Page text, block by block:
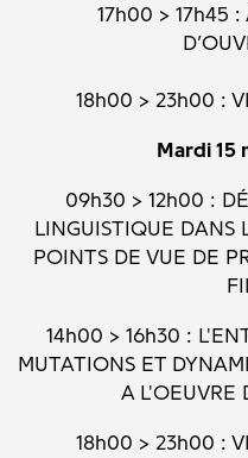
17h00 > 17h45 :
18h00 > 23h00 :
Mardi 15
09h30 > 12h00 :
LINGUISTIQUE DANS
POINTS DE VUE DE
14h00 > 16h30 :
MUTATIONS ET
A L'OEUVRE
18h00 > 23h00 :